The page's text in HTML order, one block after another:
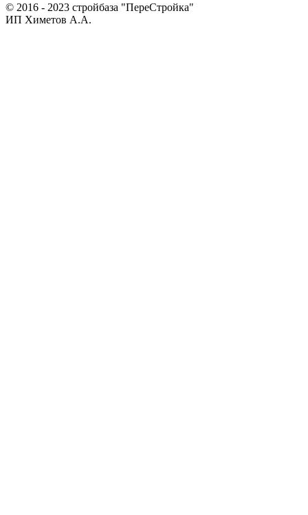
© 2016 - 2023 стройбаза "ПереСтройка"
ИП Химетов А.А.